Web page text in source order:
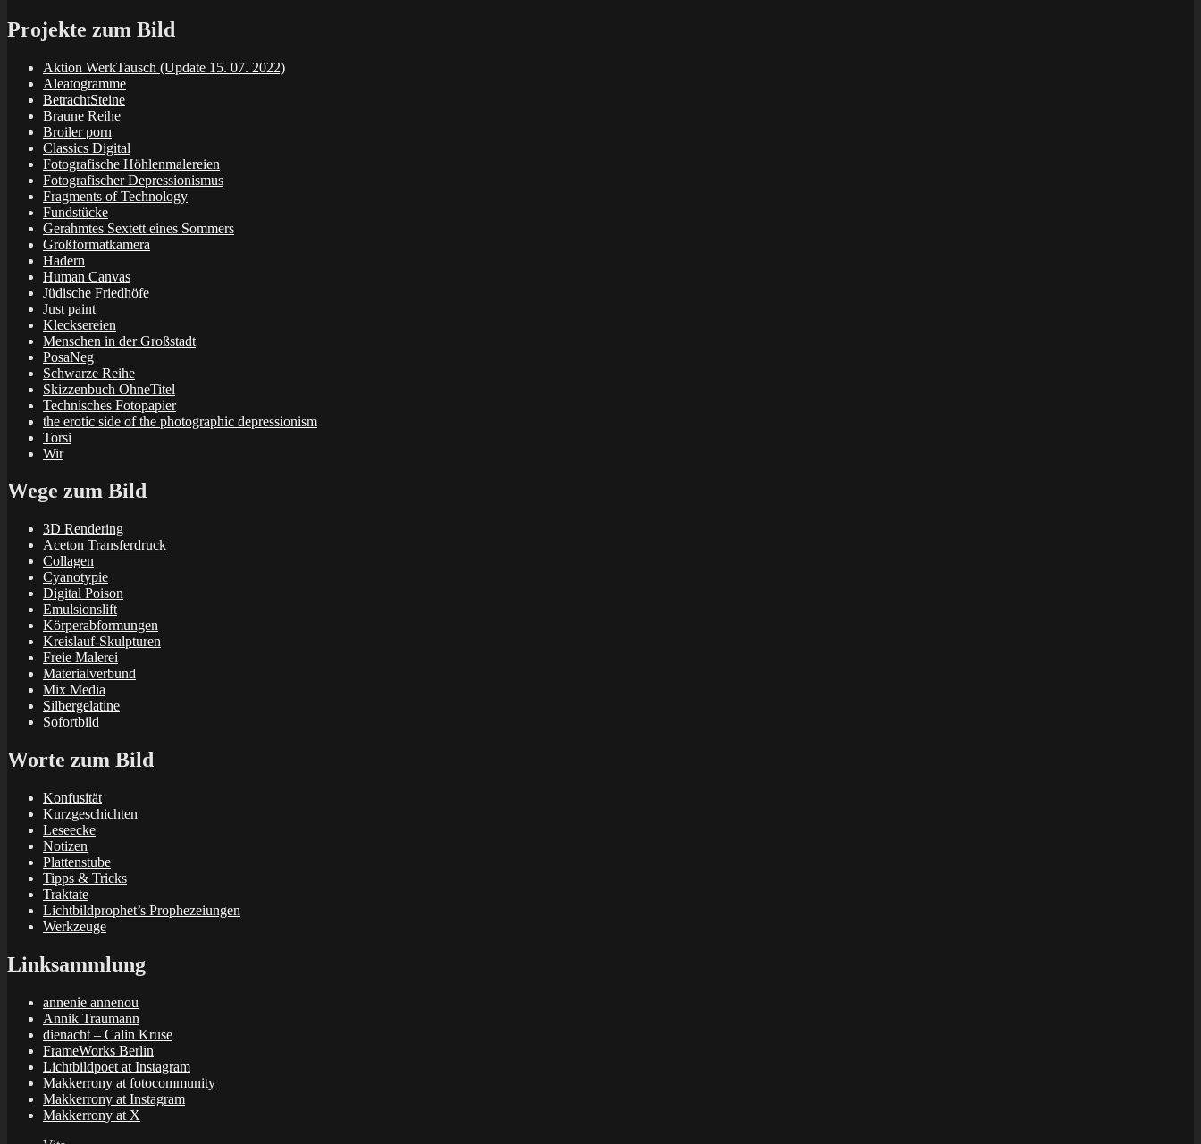
Projekte zum Bild
Aktion WerkTausch (Update 15. 07. 2022)
Aleatogramme
BetrachtSteine
Braune Reihe
Broiler porn
Classics Digital
Fotografische Höhlenmalereien
Fotografischer Depressionismus
Fragments of Technology
Fundstücke
Gerahmtes Sextett eines Sommers
Großformatkamera
Hadern
Human Canvas
Jüdische Friedhöfe
Just paint
Klecksereien
Menschen in der Großstadt
PosaNeg
Schwarze Reihe
Skizzenbuch OhneTitel
Technisches Fotopapier
the erotic side of the photographic depressionism
Torsi
Wir
Wege zum Bild
3D Rendering
Aceton Transferdruck
Collagen
Cyanotypie
Digital Poison
Emulsionslift
Körperabformungen
Kreislauf-Skulpturen
Freie Malerei
Materialverbund
Mix Media
Silbergelatine
Sofortbild
Worte zum Bild
Konfusität
Kurzgeschichten
Leseecke
Notizen
Plattenstube
Tipps & Tricks
Traktate
Lichtbildprophet’s Prophezeiungen
Werkzeuge
Linksammlung
annenie annenou
Annik Traumann
dienacht – Calin Kruse
FrameWorks Berlin
Lichtbildpoet at Instagram
Makkerrony at fotocommunity
Makkerrony at Instagram
Makkerrony at X